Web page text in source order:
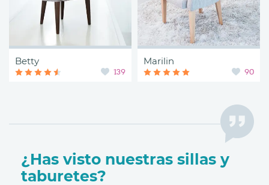
¿Has visto nuestras sillas y
taburetes?
Betty
139
Marilin
90